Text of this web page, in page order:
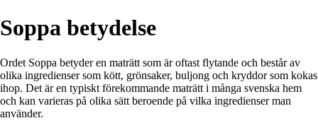
Soppa betydelse
Ordet Soppa betyder en maträtt som är oftast flytande och består av
olika ingredienser som kött, grönsaker, buljong och kryddor som kokas
ihop. Det är en typiskt förekommande maträtt i många svenska hem
och kan varieras på olika sätt beroende på vilka ingredienser man
använder.